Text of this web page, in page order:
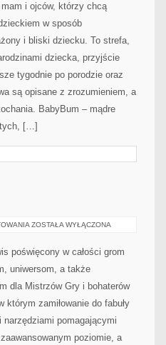
i ojców, którzy chcą
w sposób
i bliski dziecku. To strefa,
dziecka, przyjście
tygodnie po porodzie oraz
są opisane z zrozumieniem, a
BabyBum – mądre
tych, […]
GRY
ZOSTAŁA WYŁĄCZONA
poświęcony w całości grom
uniwersom, a także
dla Mistrzów Gry i bohaterów
którym zamiłowanie do fabuły
narzędziami pomagającymi
poziomie, a